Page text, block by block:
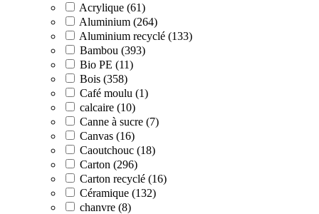
Acrylique (61)
Aluminium (264)
Aluminium recyclé (133)
Bambou (393)
Bio PE (11)
Bois (358)
Café moulu (1)
calcaire (10)
Canne à sucre (7)
Canvas (16)
Caoutchouc (18)
Carton (296)
Carton recyclé (16)
Céramique (132)
chanvre (8)